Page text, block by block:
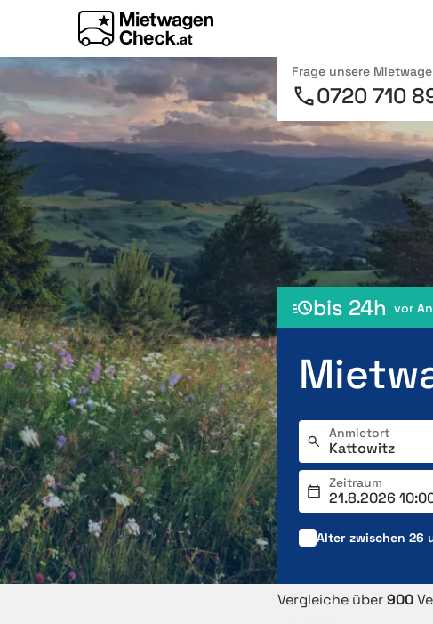
Frage unsere
0720 710
bis 24h vor
Anmietort
Zeitraum
Alter zwischen 26
Vergleiche über900